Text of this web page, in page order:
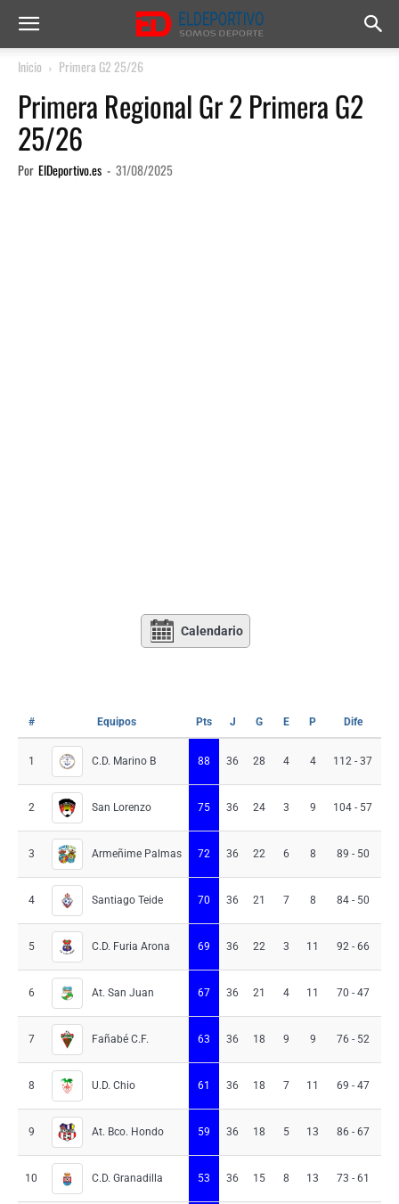
Inicio Primera G2 25/26
Primera Regional Gr 2 Primera G2
25/26
Por ElDeportivo.es - 31/08/2025
Calendario
# Equipos Pts J G E P Dife
1 C.D. Marino B 88 36 28 4 4 112 - 37
2 San Lorenzo 75 36 24 3 9 104 - 57
3 Armeñime Palmas 72 36 22 6 8 89 - 50
4 Santiago Teide 70 36 21 7 8 84 - 50
5 C.D. Furia Arona 69 36 22 3 11 92 - 66
6 At. San Juan 67 36 21 4 11 70 - 47
7 Fañabé C.F. 63 36 18 9 9 76 - 52
8 U.D. Chio 61 36 18 7 11 69 - 47
9 At. Bco. Hondo 59 36 18 5 13 86 - 67
10 C.D. Granadilla 53 36 15 8 13 73 - 61